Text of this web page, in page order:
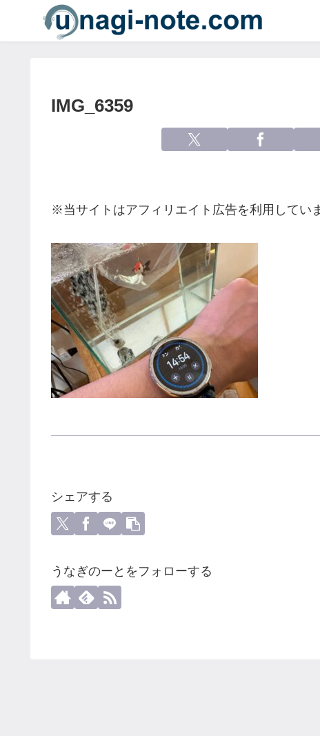
IMG_6359
※当サイトはアフィリエイト広告を利用してい
シェアする
うなぎのーとをフォローする